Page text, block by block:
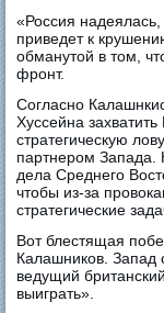
«Россия
приведет к
обманутой в том,
фронт.
Согласно
Хуссейна
стратегическую
партнером Запада.
дела Среднего
чтобы из-за
стратегические
Вот блестящая
Калашников. Запад
ведущий
выиграть».